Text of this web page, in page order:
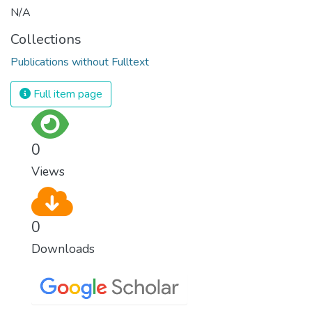
N/A
Collections
Publications without Fulltext
Full item page
0
Views
0
Downloads